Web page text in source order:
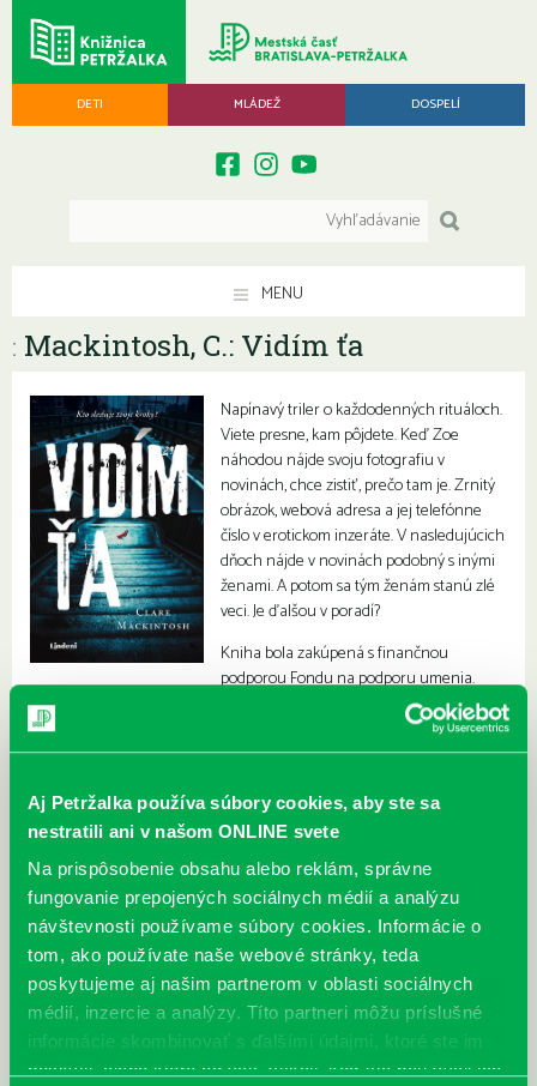
Aj Petržalka používa súbory cookies, aby ste sa
nestratili ani v našom ONLINE svete
Na prispôsobenie obsahu alebo reklám, správne
fungovanie prepojených sociálnych médií a analýzu
návštevnosti používame súbory cookies. Informácie o
tom, ako používate naše webové stránky, teda
poskytujeme aj našim partnerom v oblasti sociálnych
médií, inzercie a analýzy. Títo partneri môžu príslušné
informácie skombinovať s ďalšími údajmi, ktoré ste im
poskytli, alebo ktoré od vás získali, keď ste používali ich
DETI MLÁDEŽ DOSPELÍ
MENU
: Mackintosh, C.: Vidím ťa
Napínavý triler o každodenných rituáloch.
Viete presne, kam pôjdete. Keď Zoe
náhodou nájde svoju fotografiu v
novinách, chce zistiť, prečo tam je. Zrnitý
obrázok, webová adresa a jej telefónne
číslo v erotickom inzeráte. V nasledujúcich
dňoch nájde v novinách podobný s inými
ženami. A potom sa tým ženám stanú zlé
veci. Je ďalšou v poradí?
Kniha bola zakúpená s finančnou
podporou Fondu na podporu umenia.